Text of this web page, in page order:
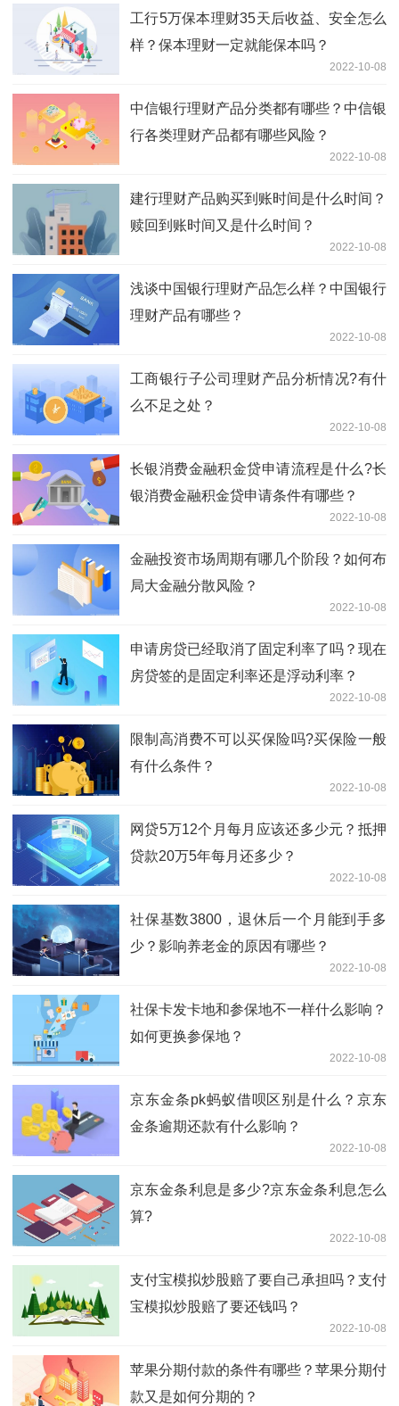
工行5万保本理财35天后收益、安全怎么
样？保本理财一定就能保本吗？
2022-10-08
中信银行理财产品分类都有哪些？中信银
行各类理财产品都有哪些风险？
2022-10-08
建行理财产品购买到账时间是什么时间？
赎回到账时间又是什么时间？
2022-10-08
浅谈中国银行理财产品怎么样？中国银行
理财产品有哪些？
2022-10-08
工商银行子公司理财产品分析情况?有什
么不足之处？
2022-10-08
长银消费金融积金贷申请流程是什么?长
银消费金融积金贷申请条件有哪些？
2022-10-08
金融投资市场周期有哪几个阶段？如何布
局大金融分散风险？
2022-10-08
申请房贷已经取消了固定利率了吗？现在
房贷签的是固定利率还是浮动利率？
2022-10-08
限制高消费不可以买保险吗?买保险一般
有什么条件？
2022-10-08
网贷5万12个月每月应该还多少元？抵押
贷款20万5年每月还多少？
2022-10-08
社保基数3800，退休后一个月能到手多
少？影响养老金的原因有哪些？
2022-10-08
社保卡发卡地和参保地不一样什么影响？
如何更换参保地？
2022-10-08
京东金条pk蚂蚁借呗区别是什么？京东
金条逾期还款有什么影响？
2022-10-08
京东金条利息是多少?京东金条利息怎么
算?
2022-10-08
支付宝模拟炒股赔了要自己承担吗？支付
宝模拟炒股赔了要还钱吗？
2022-10-08
苹果分期付款的条件有哪些？苹果分期付
款又是如何分期的？